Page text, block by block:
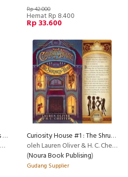
Rp 42.000
Hemat Rp 8.400
Rp 33.600
KKPK Full Colour: KKPK Goes to Korea [Free Matryoska Doll Keychain]
Curiosity House #1 : The Shrunken Head
oleh Lauren Oliver & H. C. Chester
(Noura Book Publising)
Gudang Supplier